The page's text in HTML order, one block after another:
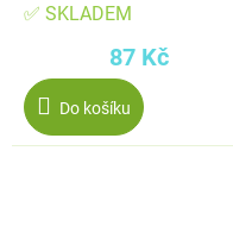
✅ SKLADEM
87 Kč
Do košíku